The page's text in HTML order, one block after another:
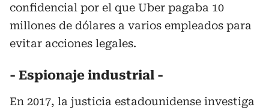
confidencial por el que Uber pagaba 10
millones de dólares a varios empleados para
evitar acciones legales.
- Espionaje industrial -
En 2017, la justicia estadounidense investiga